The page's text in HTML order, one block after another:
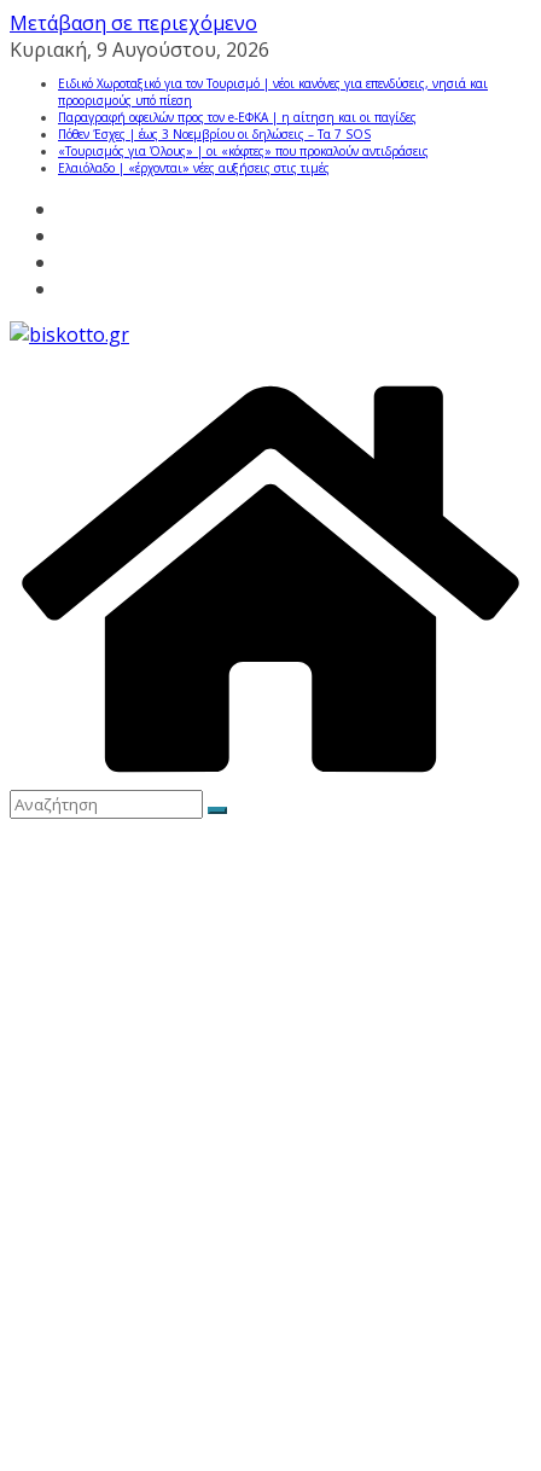
Μετάβαση σε περιεχόμενο
Κυριακή, 9 Αυγούστου, 2026
Ειδικό Χωροταξικό για τον Τουρισμό | νέοι κανόνες για επενδύσεις, νησιά και
προορισμούς υπό πίεση
Παραγραφή οφειλών προς τον e-ΕΦΚΑ | η αίτηση και οι παγίδες
Πόθεν Έσχες | έως 3 Νοεμβρίου οι δηλώσεις – Τα 7 SOS
«Τουρισμός για Όλους» | οι «κόφτες» που προκαλούν αντιδράσεις
Ελαιόλαδο | «έρχονται» νέες αυξήσεις στις τιμές